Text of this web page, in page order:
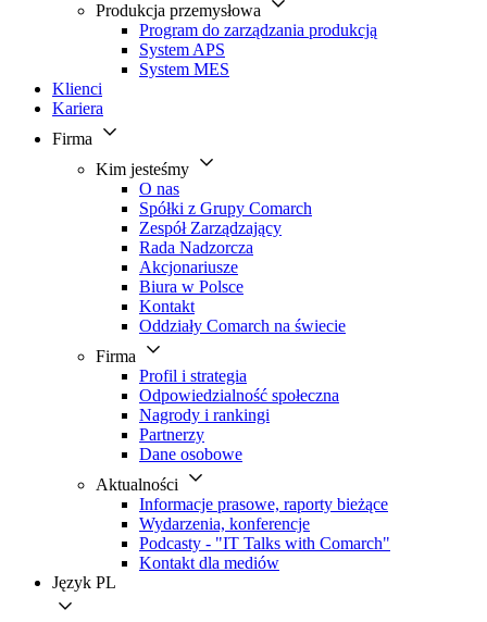
Produkcja przemysłowa
Program do zarządzania produkcją
System APS
System MES
Klienci
Kariera
Firma
Kim jesteśmy
O nas
Spółki z Grupy Comarch
Zespół Zarządzający
Rada Nadzorcza
Akcjonariusze
Biura w Polsce
Kontakt
Oddziały Comarch na świecie
Firma
Profil i strategia
Odpowiedzialność społeczna
Nagrody i rankingi
Partnerzy
Dane osobowe
Aktualności
Informacje prasowe, raporty bieżące
Wydarzenia, konferencje
Podcasty - "IT Talks with Comarch"
Kontakt dla mediów
Język PL